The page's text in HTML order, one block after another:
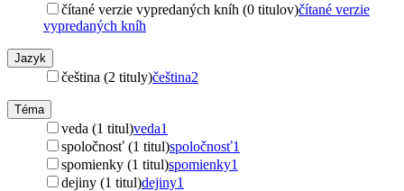
čítané verzie vypredaných kníh (0 titulov)čítané verzie
vypredaných kníh
Jazyk
čeština (2 tituly)čeština2
Téma
veda (1 titul)veda1
spoločnosť (1 titul)spoločnosť1
spomienky (1 titul)spomienky1
dejiny (1 titul)dejiny1